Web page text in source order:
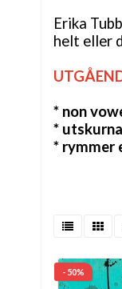
Erika
helt eller
* non
*
* rymmer
- 50%